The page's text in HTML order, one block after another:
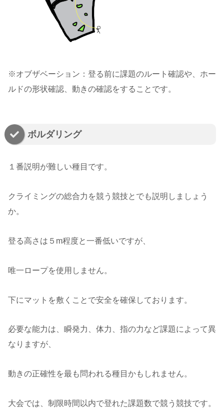
※オブザベーション：登る前に課題のルート確認や、ホー
ルドの形状確認、動きの確認をすることです。
ボルダリング
１番説明が難しい種目です。
クライミングの総合力を競う競技とでも説明しましょう
か。
登る高さは５m程度と一番低いですが、
唯一ロープを使用しません。
下にマットを敷くことで安全を確保しております。
必要な能力は、瞬発力、体力、指の力など課題によって異
なりますが、
動きの正確性を最も問われる種目かもしれません。
大会では、制限時間以内で登れた課題数で競う競技です。